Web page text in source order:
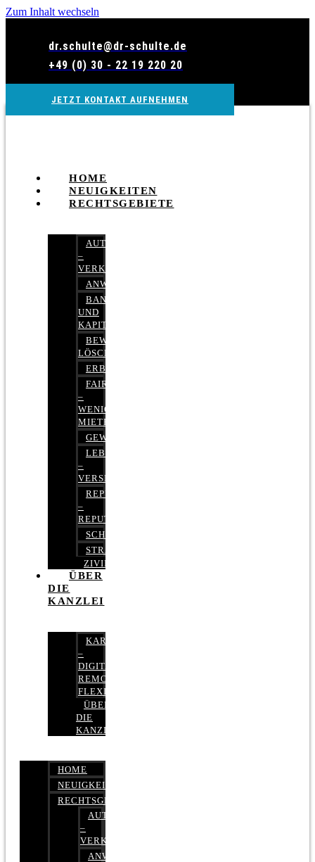
Zum Inhalt wechseln
dr.schulte@dr-schulte.de
+49 (0) 30 - 22 19 220 20
JETZT KONTAKT AUFNEHMEN
HOME
NEUIGKEITEN
RECHTSGEBIETE
AUTOBETRUG
–
VERKEHRSRECHT
ANWALTSHAFTUNGSRECHT
BANK-
UND
KAPITALMARKTRECHT
BEWERTUNGEN
LÖSCHEN
ERBRECHT
FAIRMIETEN
–
WENIGER
MIETE
GEWERBERECHT
LEBENSVERSICHERUNG
–
VERSICHERUNGSRECHT
REPUTATIONSRECHT
–
REPUTATIONSMANAGEMENT
SCHUFARECHT
STRAFRECHT
ZIVILRECHT
ÜBER
DIE
KANZLEI
KARRIERE
–
DIGITAL,
REMOTE,
FLEXIBEL
ÜBER
DIE
KANZLEI
HOME
NEUIGKEITEN
RECHTSGEBIETE
AUTOBETRUG
–
VERKEHRSRECHT
ANWALTSHAFTUNGSRECHT